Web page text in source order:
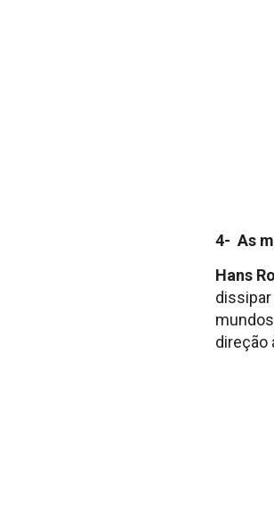
4- As
Hans
direção